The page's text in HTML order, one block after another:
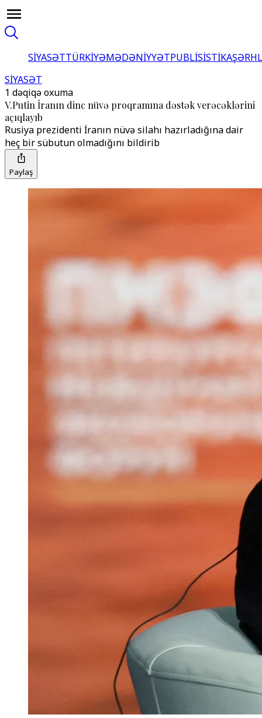
SİYASƏTTÜRKİYƏMƏDƏNİYYƏTPUBLİSİSTİKA
SİYASƏT
1 dəqiqə oxuma
V.Putin İranın dinc nüvə proqramına dəstək verəcəklərini
açıqlayıb
Rusiya prezidenti İranın nüvə silahı hazırladığına dair
heç bir sübutun olmadığını bildirib
Paylaş